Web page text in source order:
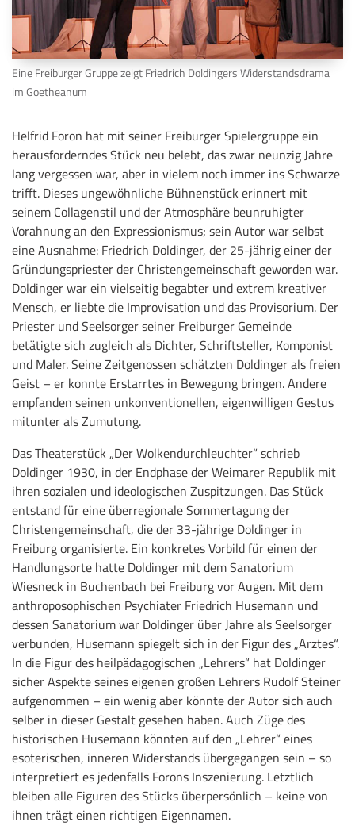
Eine Freiburger Gruppe zeigt Friedrich Doldingers Widerstandsdrama
im Goetheanum
Helfrid Foron hat mit seiner Freiburger Spielergruppe ein
herausforderndes Stück neu belebt, das zwar neunzig Jahre
lang vergessen war, aber in vielem noch immer ins Schwarze
trifft. Dieses ungewöhnliche Bühnenstück erinnert mit
seinem Collagenstil und der Atmosphäre beunruhigter
Vorahnung an den Expressionismus; sein Autor war selbst
eine Ausnahme: Friedrich Doldinger, der 25-jährig einer der
Gründungspriester der Christengemeinschaft geworden war.
Doldinger war ein vielseitig begabter und extrem kreativer
Mensch, er liebte die Improvisation und das Provisorium. Der
Priester und Seelsorger seiner Freiburger Gemeinde
betätigte sich zugleich als Dichter, Schriftsteller, Komponist
und Maler. Seine Zeitgenossen schätzten Doldinger als freien
Geist – er konnte Erstarrtes in Bewegung bringen. Andere
empfanden seinen unkonventionellen, eigenwilligen Gestus
mitunter als Zumutung.
Das Theaterstück „Der Wolkendurchleuchter“ schrieb
Doldinger 1930, in der Endphase der Weimarer Republik mit
ihren sozialen und ideologischen Zuspitzungen. Das Stück
entstand für eine überregionale Sommertagung der
Christengemeinschaft, die der 33-jährige Doldinger in
Freiburg organisierte. Ein konkretes Vorbild für einen der
Handlungsorte hatte Doldinger mit dem Sanatorium
Wiesneck in Buchenbach bei Freiburg vor Augen. Mit dem
anthroposophischen Psychiater Friedrich Husemann und
dessen Sanatorium war Doldinger über Jahre als Seelsorger
verbunden, Husemann spiegelt sich in der Figur des „Arztes“.
In die Figur des heilpädagogischen „Lehrers“ hat Doldinger
sicher Aspekte seines eigenen großen Lehrers Rudolf Steiner
aufgenommen – ein wenig aber könnte der Autor sich auch
selber in dieser Gestalt gesehen haben. Auch Züge des
historischen Husemann könnten auf den „Lehrer“ eines
esoterischen, inneren Widerstands übergegangen sein – so
interpretiert es jedenfalls Forons Inszenierung. Letztlich
bleiben alle Figuren des Stücks überpersönlich – keine von
ihnen trägt einen richtigen Eigennamen.